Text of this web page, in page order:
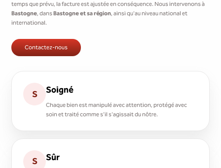
temps que prévu, la facture est ajustée en conséquence. Nous intervenons à
Bastogne, dansBastogne et sa région, ainsi qu'au niveau national et
international.
Contactez-nous
S Soigné
Chaque bien est manipulé avec attention, protégé avec
soin et traité comme s'il s'agissait du nôtre.
S Sûr